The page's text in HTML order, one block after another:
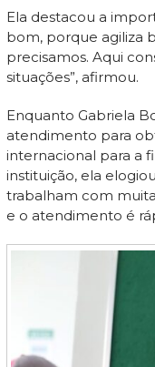
Ela destacou a
bom, porque agiliza
precisamos. Aqui
situações”, afirmou.
Enquanto Gabriela
atendimento para
internacional para a
instituição, ela
trabalham com
e o atendimento é